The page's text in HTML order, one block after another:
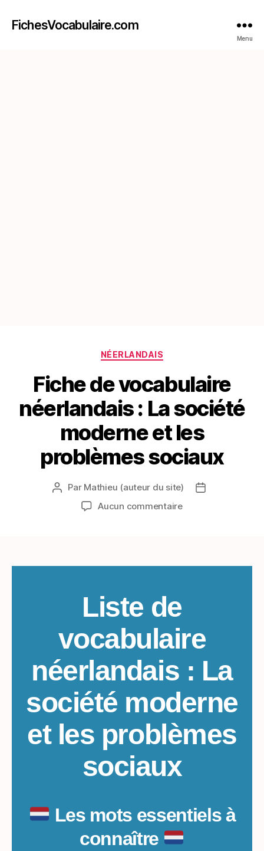
FichesVocabulaire.com
Menu
Catégories
NÉERLANDAIS
Fiche de vocabulaire
néerlandais : La société
moderne et les
problèmes sociaux
Auteur
l’article
Par Mathieu (auteur du site)
Date
Aucun commentairesur
les
problèmes
sociaux
Liste de
vocabulaire
néerlandais : La
société moderne
et les problèmes
sociaux
Les mots essentiels à
connaître